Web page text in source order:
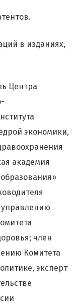
в изданиях,
Центра
экономики,
академия
управлению
член
Комитета
эксперт